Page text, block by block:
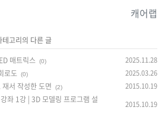
캐어랩
테고리의 다른 글
매트릭스
(0) 2025.11.28
로도 (0) 2025.03.26
서 작성한 도면 (2) 2015.10.19
좌 1강 | 3D 모델링 프로그램 설
2015.10.19